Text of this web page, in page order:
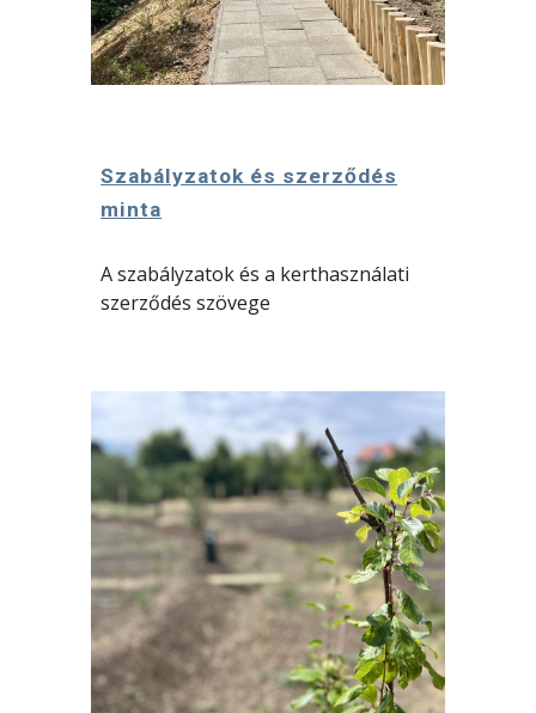
Szabályzatok és szerződés
minta
A szabályzatok és a kerthasználati
szerződés szövege